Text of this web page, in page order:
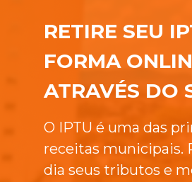
RETIRE SEU
FORMA
ATRAVÉS DO
O IPTU é uma das
receitas municipais.
dia seus tributos e